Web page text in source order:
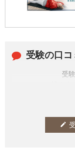
受験の口
受
edit